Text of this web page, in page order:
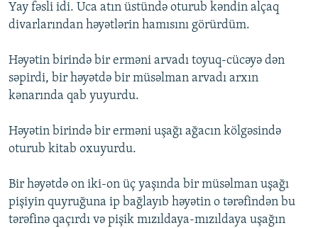
Yay fəsli idi. Uca atın üstündə oturub kəndin alçaq
divarlarından həyətlərin hamısını görürdüm.
Həyətin birində bir erməni arvadı toyuq-cücəyə dən
səpirdi, bir həyətdə bir müsəlman arvadı arxın
kənarında qab yuyurdu.
Həyətin birində bir erməni uşağı ağacın kölgəsində
oturub kitab oxuyurdu.
Bir həyətdə on iki-on üç yaşında bir müsəlman uşağı
pişiyin quyruğuna ip bağlayıb həyətin o tərəfindən bu
tərəfinə qaçırdı və pişik mızıldaya-mızıldaya uşağın